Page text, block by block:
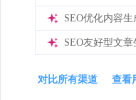
SEO优化内容生
SEO友好型文
对比所有渠道 查看